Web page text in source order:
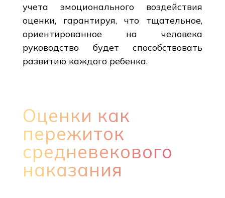
учета эмоционального воздействия
оценки, гарантируя, что тщательное,
ориентированное на человека
руководство будет способствовать
развитию каждого ребенка.
Оценки как
пережиток
средневекового
наказания